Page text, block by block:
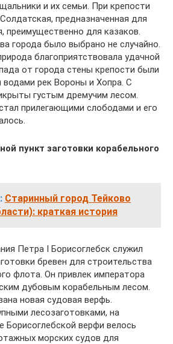
и их семьи. При крепости
предназначенная для
преимущественно для казаков.
города было выбрано не случайно.
благоприятствовала удачной
от города стены крепости были
рек Вороны и Хопра. С
густым дремучим лесом.
прилегающими слободами и его
пункт заготовки корабельного
Старинный город Тейково
краткая история
Петра I Борисоглебск служил
бревен для строительства
флота. Он привлек императора
дубовым корабельным лесом.
новая судовая верфь.
лесозаготовками, на
Борисоглебской верфи велось
морских судов для